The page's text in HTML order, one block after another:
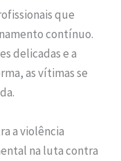
que
contínuo.
delicadas e a
as vítimas se
a violência
na luta contra